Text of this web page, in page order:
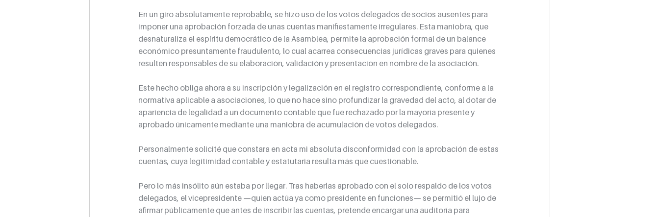
En un giro absolutamente reprobable, se hizo uso de los votos delegados de socios ausentes para
imponer una aprobación forzada de unas cuentas manifiestamente irregulares. Esta maniobra, que
desnaturaliza el espíritu democrático de la Asamblea, permite la aprobación formal de un balance
económico presuntamente fraudulento, lo cual acarrea consecuencias jurídicas graves para quienes
resulten responsables de su elaboración, validación y presentación en nombre de la asociación.
Este hecho obliga ahora a su inscripción y legalización en el registro correspondiente, conforme a la
normativa aplicable a asociaciones, lo que no hace sino profundizar la gravedad del acto, al dotar de
apariencia de legalidad a un documento contable que fue rechazado por la mayoría presente y
aprobado únicamente mediante una maniobra de acumulación de votos delegados.
Personalmente solicité que constara en acta mi absoluta disconformidad con la aprobación de estas
cuentas, cuya legitimidad contable y estatutaria resulta más que cuestionable.
Pero lo más insólito aún estaba por llegar. Tras haberlas aprobado con el solo respaldo de los votos
delegados, el vicepresidente —quien actúa ya como presidente en funciones— se permitió el lujo de
afirmar públicamente que antes de inscribir las cuentas, pretende encargar una auditoría para